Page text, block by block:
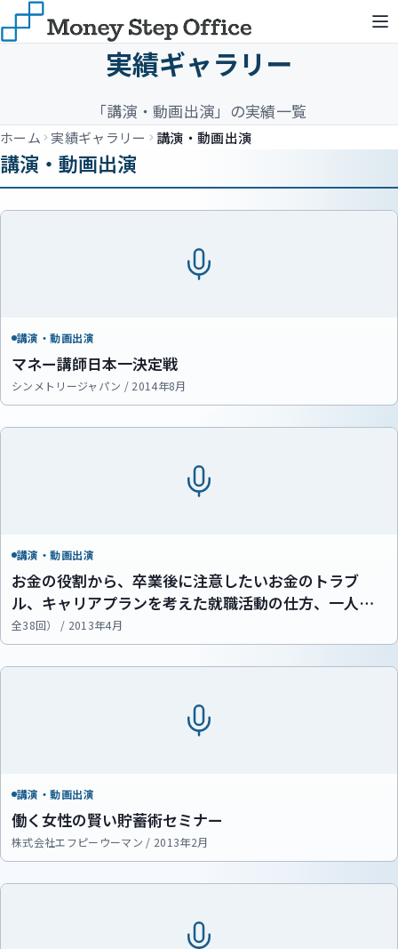
実績ギャラリー
「講演・動画出演」の実績一覧
ホーム 実績ギャラリー 講演・動画出演
講演・動画出演
講演・動画出演
マネー講師日本一決定戦
シンメトリージャパン / 2014年8月
講演・動画出演
お金の役割から、卒業後に注意したいお金のトラブ
ル、キャリアプランを考えた就職活動の仕方、一人暮
らしのお金のやりくり、奨学金のしくみ、給与明細の
見方、初任給の使い方まで、お金についての知識を体
系的に学びました。
全38回） / 2013年4月
講演・動画出演
働く女性の賢い貯蓄術セミナー
株式会社エフピーウーマン / 2013年2月